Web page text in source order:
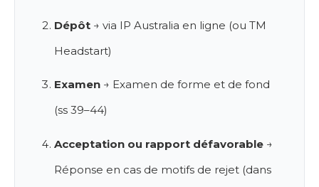
Dépôt → via IP Australia en ligne (ou TM
Headstart)
Examen → Examen de forme et de fond
(ss 39–44)
Acceptation ou rapport défavorable →
Réponse en cas de motifs de rejet (dans